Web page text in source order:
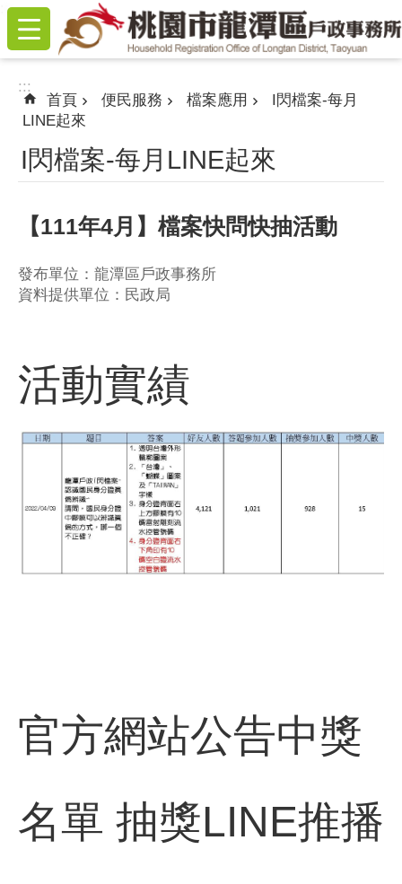
跳到主要內容區塊
:::
:::
首頁 便民服務 檔案應用
I閃檔案-每月
LINE起來
I閃檔案-每月LINE起來
【111年4月】檔案快問快抽活動
發布單位：龍潭區戶政事務所
資料提供單位：民政局
活動實績
官方網站公告中獎
名單 抽獎LINE推播